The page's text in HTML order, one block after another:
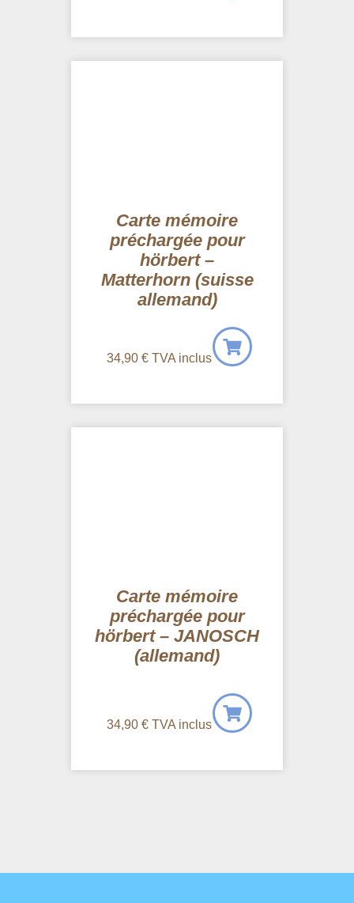
Carte mémoire
préchargée pour
hörbert –
Matterhorn (suisse
allemand)
34,90 € TVA inclus
Carte mémoire
préchargée pour
hörbert – JANOSCH
(allemand)
34,90 € TVA inclus